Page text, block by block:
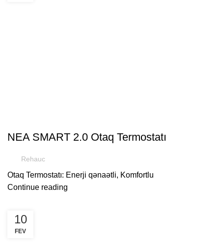
NEA SMART 2.0 Otaq Termostatı
Rehauc
Otaq Termostatı: Enerji qənaətli, Komfortlu
Continue reading
10
FEV